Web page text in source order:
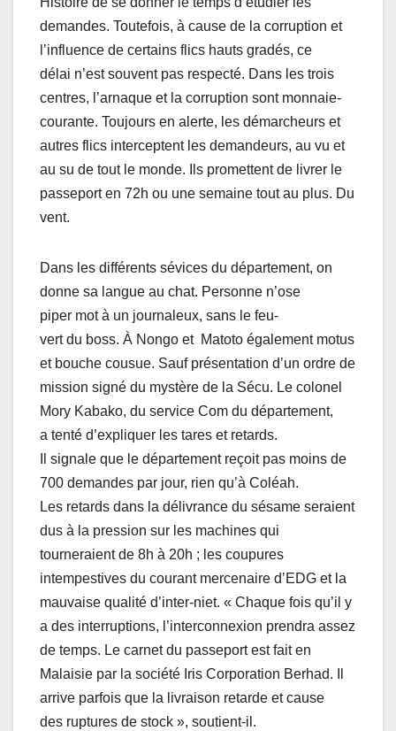
demandes. Toutefois, à cause de la corruption et
l’influence de certains flics hauts gradés, ce
délai n’est souvent pas respecté. Dans les trois
centres, l’arnaque et la corruption sont monnaie-
courante. Toujours en alerte, les démarcheurs et
autres flics interceptent les demandeurs, au vu et
au su de tout le monde. Ils promettent de livrer le
passeport en 72h ou une semaine tout au plus. Du
vent.
Dans les différents sévices du département, on
donne sa langue au chat. Personne n’ose
piper mot à un journaleux, sans le feu-
vert du boss. À Nongo et Matoto également motus
et bouche cousue. Sauf présentation d’un ordre de
mission signé du mystère de la Sécu. Le colonel
Mory Kabako, du service Com du département,
a tenté d’expliquer les tares et retards.
Il signale que le département reçoit pas moins de
700 demandes par jour, rien qu’à Coléah.
Les retards dans la délivrance du sésame seraient
dus à la pression sur les machines qui
tourneraient de 8h à 20h ; les coupures
intempestives du courant mercenaire d’EDG et la
mauvaise qualité d’inter-niet. « Chaque fois qu’il y
a des interruptions, l’interconnexion prendra assez
de temps. Le carnet du passeport est fait en
Malaisie par la société Iris Corporation Berhad. Il
arrive parfois que la livraison retarde et cause
des ruptures de stock », soutient-il.